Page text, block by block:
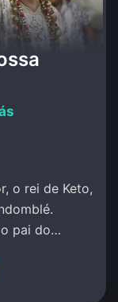
o rei de Keto,
pai do